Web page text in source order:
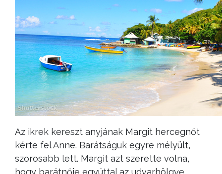
Az ikrek kereszt anyjának Margit hercegnőt
kérte fel Anne. Barátságuk egyre mélyült,
szorosabb lett. Margit azt szerette volna,
hogy barátnője egyúttal az udvarhölgye